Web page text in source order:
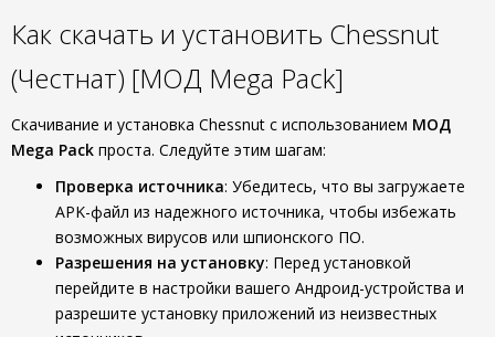
Как скачать и установить Chessnut
(Честнат) [МОД Mega Pack]
Скачивание и установка Chessnut с использованием МОД
Mega Pack проста. Следуйте этим шагам:
Проверка источника: Убедитесь, что вы загружаете
APK-файл из надежного источника, чтобы избежать
возможных вирусов или шпионского ПО.
Разрешения на установку: Перед установкой
перейдите в настройки вашего Андроид-устройства и
разрешите установку приложений из неизвестных